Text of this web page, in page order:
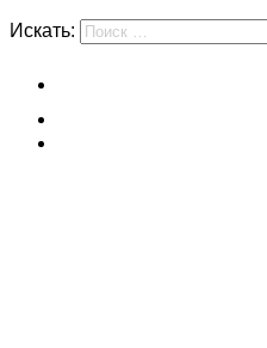
Искать: